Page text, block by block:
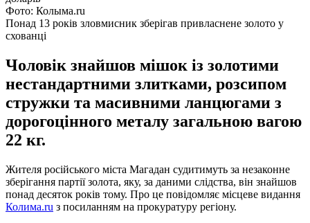
Фото: Колыма.ru
Понад 13 років зловмисник зберігав привласнене золото у
схованці
Чоловік знайшов мішок із золотими
нестандартними злитками, розсипом
стружки та масивними ланцюгами з
дорогоцінного металу загальною вагою
22 кг.
Жителя російського міста Магадан судитимуть за незаконне
зберігання партії золота, яку, за даними слідства, він знайшов
понад десяток років тому. Про це повідомляє місцеве видання
Колима.ru з посиланням на прокуратуру регіону.